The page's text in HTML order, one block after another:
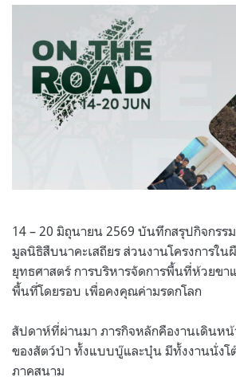
14 – 20 มิถุนายน 2569 บันทึกสรุปกิจกรร
มูลนิธิสืบนาคะเสถียร ส่วนงานโครงการใ
ยุทธศาสตร์ การบริหารจัดการพื้นที่ห้วยขา
พื้นที่โดยรอบ เพื่อคงคุณค่ามรดกโลก
สัปดาห์ที่ผ่านมา ภารกิจหลักคืองานเดินห
ของสัตว์ป่า ทั้งแบบบู๊และบุ๋น มีทั้งงานนั่งโ
ภาคสนาม